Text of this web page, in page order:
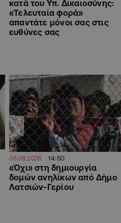
κατά του Υπ. Δικαιοσύνης:
«Τελευταία φορά»
απαντάτε μόνοι σας στις
ευθύνες σας
06.08.2026 14:50
«Όχι» στη δημιουργία
δομών ανηλίκων από Δήμο
Λατσιών-Γερίου